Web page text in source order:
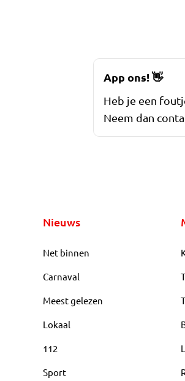
App ons!👋
Heb je een
Neem dan
Nieuws
Net binnen
Carnaval
Meest gelezen
Lokaal
112
Sport